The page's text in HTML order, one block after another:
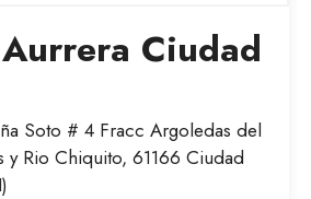
Ciudad
Soto # 4 Fracc Argoledas del
y Rio Chiquito, 61166 Ciudad